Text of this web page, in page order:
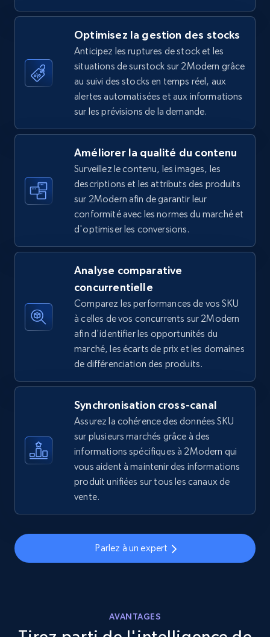
TikTok Shop - discover records by shop url
URL, Title, Available, Description, Currency, Initial
price, Final price, Discount percent, and more.
668+ Commencer
Amazon sellers info
Seller id, URL, Seller name, Description, Detailed
info, Stars, Feedbacks, Return policy, and more.
378+ Commencer
URL, Product id, Title, Seller name, Seller rating,
Seller reviews, Breadcrumbs, Root category, and
Commencer
eBay - Gather data on products using
specified keywords
URL, Product id, Title, Seller name, Seller rating,
Seller reviews, Breadcrumbs, Root category, and
Seller reviews, Breadcrumbs, Root category, and
more.
Optimisez la gestion des stocks
Anticipez les ruptures de stock et les
situations de surstock sur 2Modern grâce
au suivi des stocks en temps réel, aux
alertes automatisées et aux informations
sur les prévisions de la demande.
Améliorer la qualité du contenu
Surveillez le contenu, les images, les
descriptions et les attributs des produits
sur 2Modern afin de garantir leur
conformité avec les normes du marché et
d'optimiser les conversions.
Analyse comparative
concurrentielle
Comparez les performances de vos SKU
à celles de vos concurrents sur 2Modern
afin d'identifier les opportunités du
marché, les écarts de prix et les domaines
de différenciation des produits.
Synchronisation cross-canal
Assurez la cohérence des données SKU
sur plusieurs marchés grâce à des
informations spécifiques à 2Modern qui
vous aident à maintenir des informations
produit unifiées sur tous les canaux de
vente.
Parlez à un expert
AVANTAGES